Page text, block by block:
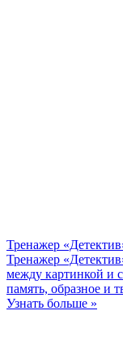
Тренажер
Тренажер
между картинкой и
память, образное и
Узнать больше »